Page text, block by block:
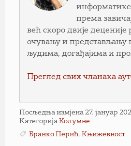
информатике
према
већ скоро двије деценије
очувању и представљању
људима, догађајима и
Преглед свих чланака
Посљедња измјена 27. јануар
Категорија Колумне
Бранко Перић, Књижевност